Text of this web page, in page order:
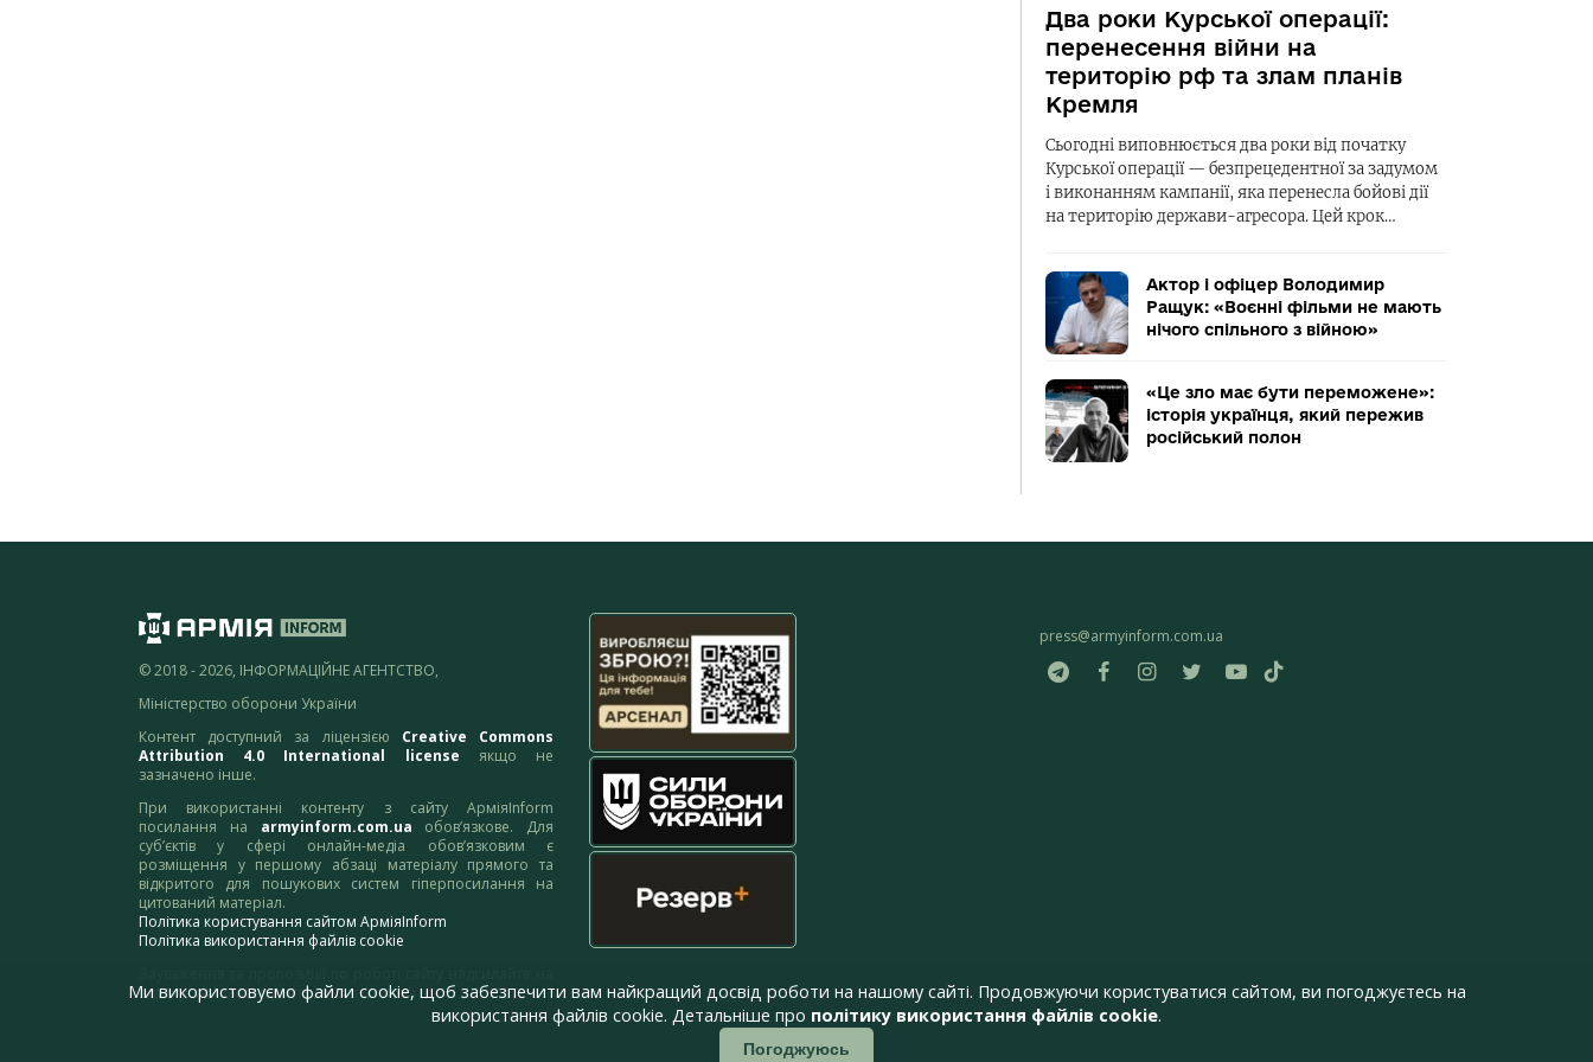
Два роки Курської операції:
перенесення війни на
територію рф та злам планів
Кремля
Сьогодні виповнюється два роки від початку
Курської операції — безпрецедентної за задумом
і виконанням кампанії, яка перенесла бойові дії
на територію держави-агресора. Цей крок…
Актор і офіцер Володимир
Ращук: «Воєнні фільми не мають
нічого спільного з війною»
«Це зло має бути переможене»:
історія українця, який пережив
російський полон
© 2018 - 2026, ІНФОРМАЦІЙНЕ АГЕНТСТВО,
Міністерство оборони України
Контент доступний за ліцензією Creative Commons
Attribution 4.0 International license якщо не
зазначено інше.
При використанні контенту з сайту АрміяInform
посилання на armyinform.com.ua обов’язкове. Для
суб’єктів у сфері онлайн-медіа обов’язковим є
розміщення у першому абзаці матеріалу прямого та
відкритого для пошукових систем гіперпосилання на
цитований матеріал.
Політика користування сайтом АрміяInform
Політика використання файлів cookie
адресу:webmaster@armyinform.com.ua
press@armyinform.com.ua
Ми використовуємо файли cookie, щоб забезпечити вам найкращий досвід роботи на нашому сайті. Продовжуючи користуватися сайтом, ви погоджуєтесь на
використання файлів cookie. Детальніше про політику використання файлів cookie.
Погоджуюсь